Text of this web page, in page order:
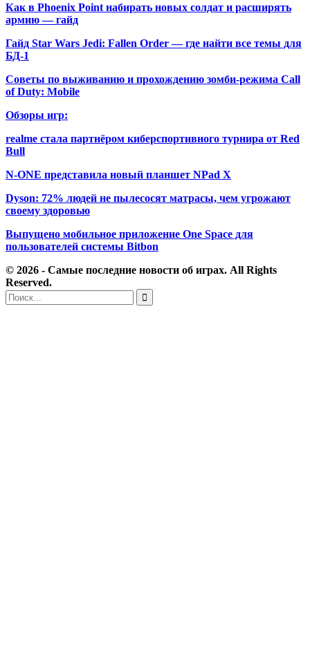
Как в Phoenix Point набирать новых солдат и расширять
армию — гайд
Гайд Star Wars Jedi: Fallen Order — где найти все темы для
БД-1
Советы по выживанию и прохождению зомби-режима Call
of Duty: Mobile
Обзоры игр:
realme стала партнёром киберспортивного турнира от Red
Bull
N-ONE представила новый планшет NPad X
Dyson: 72% людей не пылесосят матрасы, чем угрожают
своему здоровью
Выпущено мобильное приложение One Space для
пользователей системы Bitbon
© 2026 - Самые последние новости об играх. All Rights
Reserved.